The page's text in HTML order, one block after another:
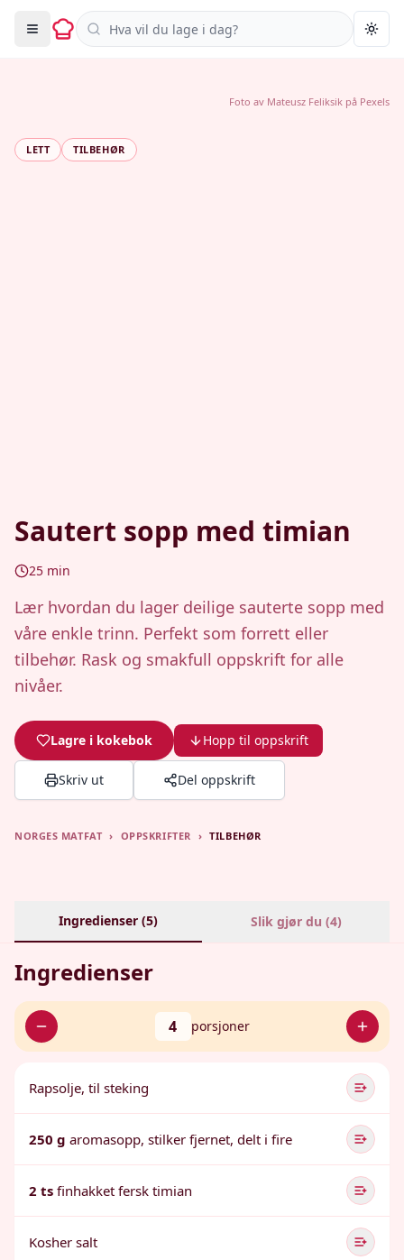
Søk i oppskrifter
LETT TILBEHØR
Sautert sopp med timian
25 min
Lær hvordan du lager deilige sauterte sopp med
våre enkle trinn. Perfekt som forrett eller
tilbehør. Rask og smakfull oppskrift for alle
nivåer.
Lagre i kokebok Hopp til oppskrift
Skriv ut Del oppskrift
Foto av Mateusz Feliksik på Pexels
NORGES MATFAT › OPPSKRIFTER › TILBEHØR
Ingredienser (5) Slik gjør du (4)
Ingredienser
4 porsjoner
Rapsolje, til steking
250 g aromasopp, stilker fjernet, delt i fire
2 ts finhakket fersk timian
Kosher salt